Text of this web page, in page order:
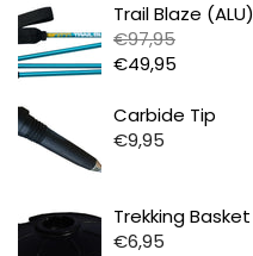
Trail Blaze (ALU)
€97,95
€49,95
Carbide Tip
€9,95
Trekking Basket
€6,95